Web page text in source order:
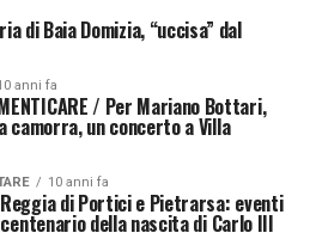
di Baia Domizia, “uccisa” dal
anni fa
/ Per Mariano Bottari,
camorra, un concerto a Villa
10 anni fa
Reggia di Portici e Pietrarsa: eventi
della nascita di Carlo III